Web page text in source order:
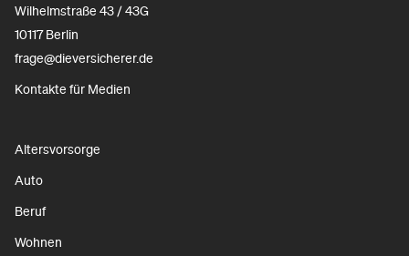
Wilhelmstraße 43 / 43G
10117 Berlin
frage@dieversicherer.de
Kontakte für Medien
Altersvorsorge
Auto
Beruf
Wohnen